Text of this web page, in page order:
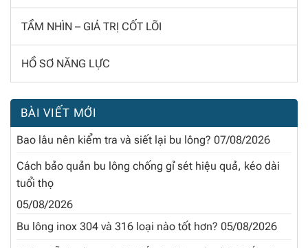
TẦM NHÌN – GIÁ TRỊ CỐT LÕI
HỒ SƠ NĂNG LỰC
BÀI VIẾT MỚI
Bao lâu nên kiểm tra và siết lại bu lông? 07/08/2026
Cách bảo quản bu lông chống gỉ sét hiệu quả, kéo dài
tuổi thọ
05/08/2026
Bu lông inox 304 và 316 loại nào tốt hơn? 05/08/2026